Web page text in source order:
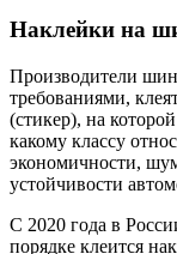
Наклейки на
Производители
требованиями,
(стикер), на
какому классу
экономичности,
устойчивости
С 2020 года в
порядке клеится